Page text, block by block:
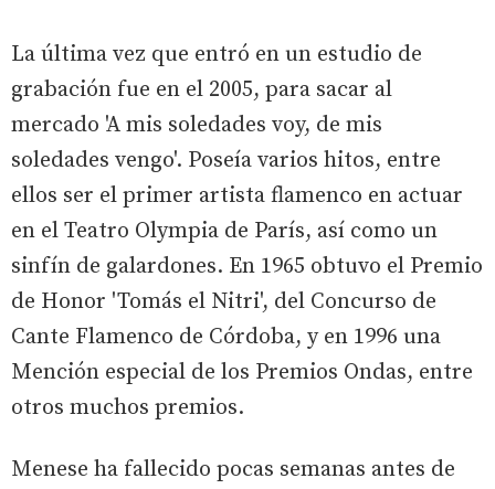
La última vez que entró en un estudio de
grabación fue en el 2005, para sacar al
mercado 'A mis soledades voy, de mis
soledades vengo'. Poseía varios hitos, entre
ellos ser el primer artista flamenco en actuar
en el Teatro Olympia de París, así como un
sinfín de galardones. En 1965 obtuvo el Premio
de Honor 'Tomás el Nitri', del Concurso de
Cante Flamenco de Córdoba, y en 1996 una
Mención especial de los Premios Ondas, entre
otros muchos premios.
Menese ha fallecido pocas semanas antes de